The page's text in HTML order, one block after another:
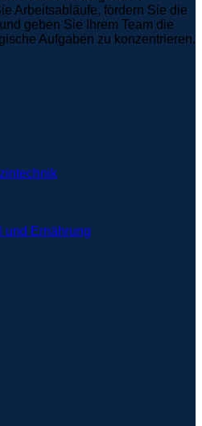
Arbeitsabläufe, fördern Sie die
geben Sie Ihrem Team die
Aufgaben zu konzentrieren.
und Ernährung